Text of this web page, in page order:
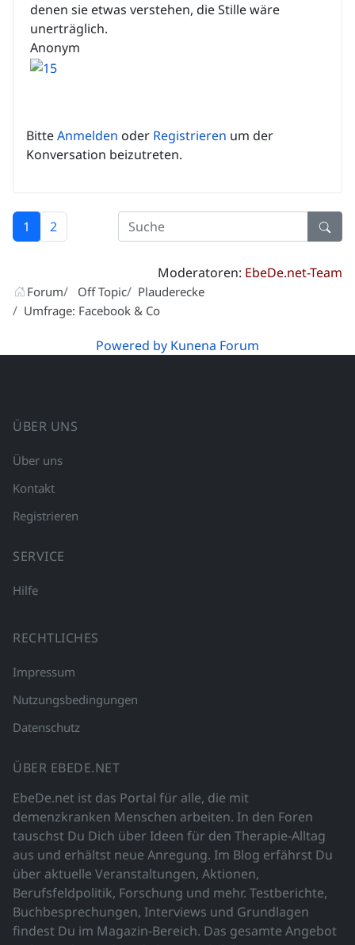
denen sie etwas verstehen, die Stille wäre
unerträglich.
Anonym
BitteAnmelden oder Registrieren um der
Konversation beizutreten.
1 2
Moderatoren: EbeDe.net-Team
Forum Off Topic
Plauderecke
Umfrage: Facebook & Co
Powered by Kunena Forum
ÜBER UNS
Über uns
Kontakt
Registrieren
SERVICE
Hilfe
RECHTLICHES
Impressum
Nutzungsbedingungen
Datenschutz
ÜBER EBEDE.NET
EbeDe.net ist das Portal für alle, die mit
demenzkranken Menschen arbeiten. In den Foren
tauschst Du Dich über Ideen für den Therapie-Alltag
aus und erhältst neue Anregung. Im Blog erfährst Du
über aktuelle Veranstaltungen, Aktionen,
Berufsfeldpolitik, Forschung und mehr. Testberichte,
Buchbesprechungen, Interviews und Grundlagen
findest Du im Magazin-Bereich. Das gesamte Angebot